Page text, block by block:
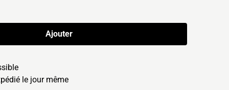
Ajouter
le jour même